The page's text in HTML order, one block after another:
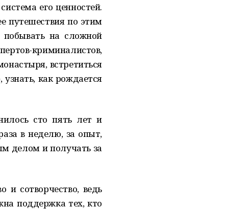
его ценностей.
путешествия по этим
на сложной
криминалистов,
встретиться
как рождается
сто пять лет и
в неделю, за опыт,
делом и получать за
и сотворчество, ведь
поддержка тех, кто